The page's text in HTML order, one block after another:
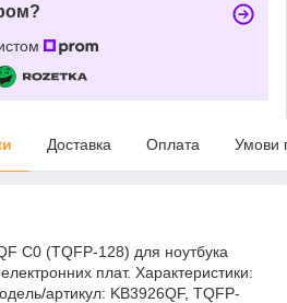
Доставка Оплата Умови
С0 (TQFP-128) для ноутбука
плат. Характеристики:
артикул: KB3926QF, TQFP-